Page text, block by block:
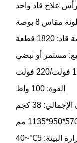
رأس علاج قاد واحد
8 بوصة
1820 قطعة
مستمر أو نبضي
القوة: 100 واط
38 كجم